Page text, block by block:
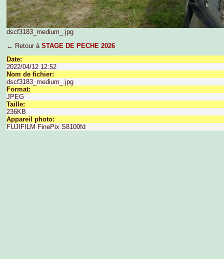
dscf3183_medium_.jpg
← Retour à STAGE DE PECHE 2026
Date:
2022/04/12 12:52
Nom de fichier:
dscf3183_medium_.jpg
Format:
JPEG
Taille:
236KB
Appareil photo:
FUJIFILM FinePix S8100fd